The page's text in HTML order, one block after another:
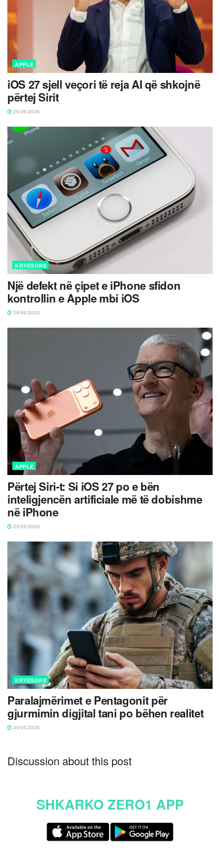
APPLE
iOS 27 sjell veçori të reja AI që shkojnë
përtej Sirit
26/06/2026
KRYESORE
Një defekt në çipet e iPhone sfidon
kontrollin e Apple mbi iOS
24/06/2026
APPLE
Përtej Siri-t: Si iOS 27 po e bën
inteligjencën artificiale më të dobishme
në iPhone
22/06/2026
KRYESORE
Paralajmërimet e Pentagonit për
gjurmimin digjital tani po bëhen realitet
30/05/2026
Discussion about this post
SHKARKO ZERO1 APP